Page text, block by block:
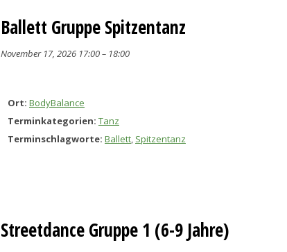
Ballett Gruppe Spitzentanz
November 17, 2026 17:00– 18:00
Ort: BodyBalance
Terminkategorien: Tanz
Terminschlagworte: Ballett, Spitzentanz
Streetdance Gruppe 1 (6-9 Jahre)